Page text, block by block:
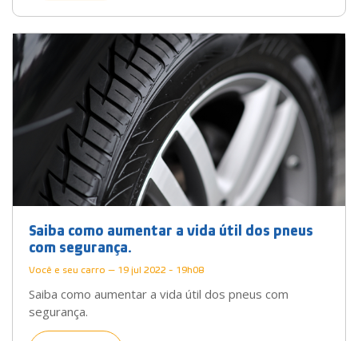
Saiba como aumentar a vida útil dos pneus
com segurança.
Você e seu carro — 19 jul 2022 - 19h08
Saiba como aumentar a vida útil dos pneus com
segurança.